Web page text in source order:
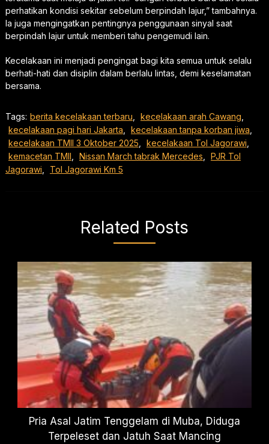
perhatikan kondisi sekitar sebelum berpindah lajur,” tambahnya.
Ia juga mengingatkan pentingnya penggunaan sinyal saat
berpindah lajur untuk memberi tahu pengemudi lain.
Kecelakaan ini menjadi pengingat bagi kita semua untuk selalu
berhati-hati dan disiplin dalam berlalu lintas, demi keselamatan
bersama.
Tags: berita kecelakaan terbaru kecelakaan arah Cawang
kecelakaan pagi hari Jakarta
kecelakaan tanpa korban jiwa
kecelakaan TMII 3 Oktober 2025
kecelakaan Tol Jagorawi
kemacetan TMII
Nissan March tabrak Mercedes
PJR Tol
Jagorawi
Tol Jagorawi Km 5
Related Posts
Pria Asal Jatim Tenggelam di Muba, Diduga
Terpeleset dan Jatuh Saat Mancing